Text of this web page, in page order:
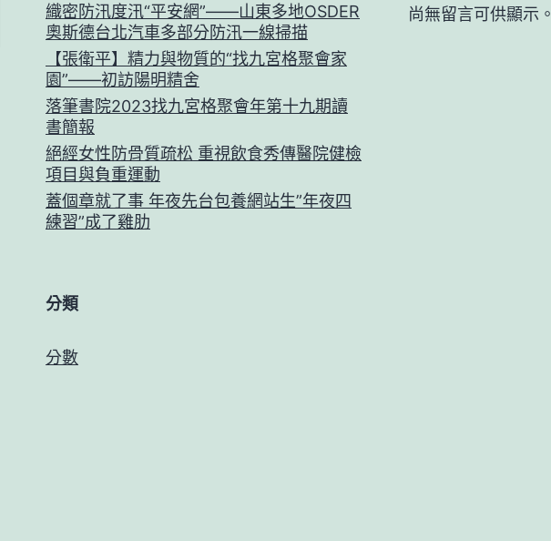
織密防汛度汛“平安網”——山東多地OSDER
奧斯德台北汽車多部分防汛一線掃描
【張衛平】精力與物質的“找九宮格聚會家
園”——初訪陽明精舍
落筆書院2023找九宮格聚會年第十九期讀
書簡報
絕經女性防骨質疏松 重視飲食秀傳醫院健檢
項目與負重運動
蓋個章就了事 年夜先台包養網站生”年夜四
練習”成了雞肋
尚無留言可供顯示。
分類
分數